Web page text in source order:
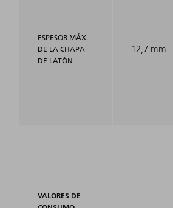
ESPESOR MÁX.
DE LA CHAPA
DE LATÓN
VALORES DE
12,7 mm